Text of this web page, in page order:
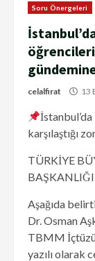
Soru Önergeleri
celalfirat 13
karşılaştığı
TÜRKİYE
Aşağıda
Dr. Osman
TBMM
yazılı olarak